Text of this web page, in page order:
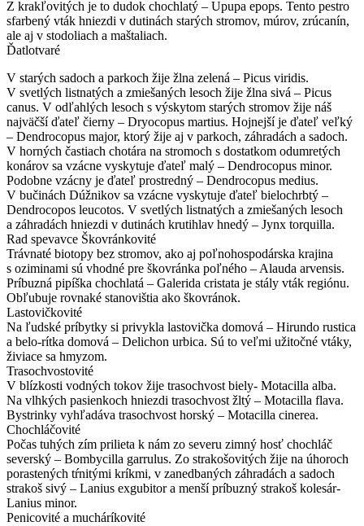
Z krakľovitých je to dudok chochlatý – Upupa epops. Tento pestro
sfarbený vták hniezdi v dutinách starých stromov, múrov, zrúcanín,
ale aj v stodoliach a maštaliach.
Ďatlotvaré
V starých sadoch a parkoch žije žlna zelená – Picus viridis.
V svetlých listnatých a zmiešaných lesoch žije žlna sivá – Picus
canus. V odľahlých lesoch s výskytom starých stromov žije náš
najväčší ďateľ čierny – Dryocopus martius. Hojnejší je ďateľ veľký
– Dendrocopus major, ktorý žije aj v parkoch, záhradách a sadoch.
V horných častiach chotára na stromoch s dostatkom odumretých
konárov sa vzácne vyskytuje ďateľ malý – Dendrocopus minor.
Podobne vzácny je ďateľ prostredný – Dendrocopus medius.
V bučinách Dúžnikov sa vzácne vyskytuje ďateľ bielochrbtý –
Dendrocopos leucotos. V svetlých listnatých a zmiešaných lesoch
a záhradách hniezdi v dutinách krutihlav hnedý – Jynx torquilla.
Rad spevavce Škovránkovité
Trávnaté biotopy bez stromov, ako aj poľnohospodárska krajina
s oziminami sú vhodné pre škovránka poľného – Alauda arvensis.
Príbuzná pipíška chochlatá – Galerida cristata je stály vták regiónu.
Obľubuje rovnaké stanovištia ako škovránok.
Lastovičkovité
Na ľudské príbytky si privykla lastovička domová – Hirundo rustica
a belo-rítka domová – Delichon urbica. Sú to veľmi užitočné vtáky,
živiace sa hmyzom.
Trasochvostovité
V blízkosti vodných tokov žije trasochvost biely- Motacilla alba.
Na vlhkých pasienkoch hniezdi trasochvost žltý – Motacilla flava.
Bystrinky vyhľadáva trasochvost horský – Motacilla cinerea.
Chochláčovité
Počas tuhých zím prilieta k nám zo severu zimný hosť chochláč
severský – Bombycilla garrulus. Zo strakošovitých žije na úhoroch
porastených tŕnitými kríkmi, v zanedbaných záhradách a sadoch
strakoš sivý – Lanius exgubitor a menší príbuzný strakoš kolesár-
Lanius minor.
Penicovité a mucháríkovité